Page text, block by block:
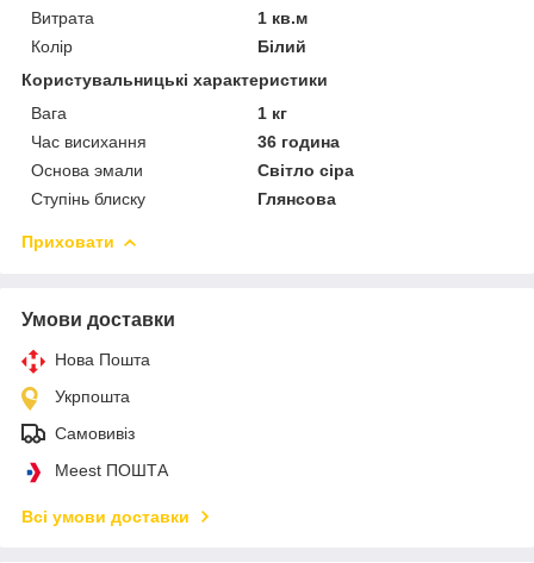
Витрата
1 кв.м
Колір
Білий
Користувальницькі характеристики
Вага
1 кг
Час висихання
36 година
Основа эмали
Світло сіра
Ступінь блиску
Глянсова
Приховати
Умови доставки
Нова Пошта
Укрпошта
Самовивіз
Meest ПОШТА
Всі умови доставки